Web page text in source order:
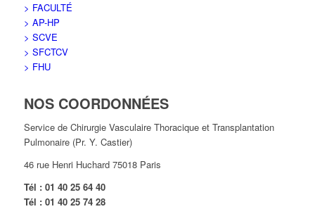
> FACULTÉ
> AP-HP
> SCVE
> SFCTCV
> FHU
NOS COORDONNÉES
Service de Chirurgie Vasculaire Thoracique et Transplantation
Pulmonaire (Pr. Y. Castier)
46 rue Henri Huchard 75018 Paris
Tél : 01 40 25 64 40
Tél : 01 40 25 74 28